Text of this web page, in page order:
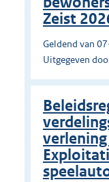
Zeist
Geldend van
Uitgegeven